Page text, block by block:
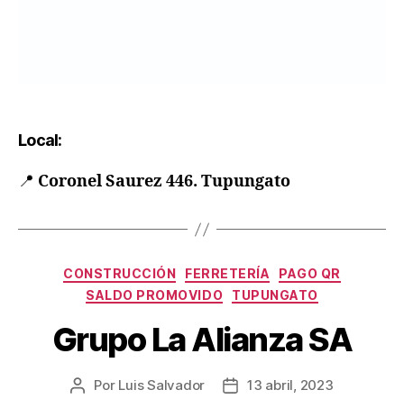
Local:
📍 Coronel Saurez 446. Tupungato
CONSTRUCCIÓN FERRETERÍA
PAGO QR
SALDO PROMOVIDO
TUPUNGATO
Grupo La Alianza SA
Por Luis Salvador 13 abril, 2023